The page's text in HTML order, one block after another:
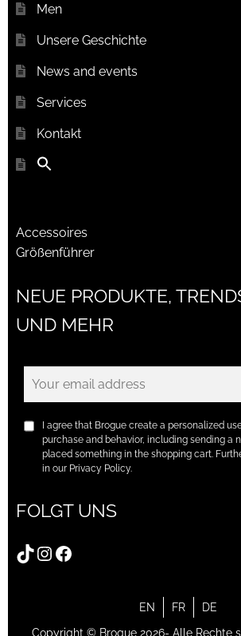
Men
Unsere Geschichte
News and events
Services
Kontakt
Accessoires
Größenführer
NEUE PRODUKTE,
UND MEHR
I agree that Brogue create a personalized
purchase and behavior, including sending a
placed something in the shopping cart.
in our Privacy Policy.
FOLGT UNS
TikTok
Instagram
Facebook
EN FR
DE
Copyright © Brogue 2026- Alle Rechte